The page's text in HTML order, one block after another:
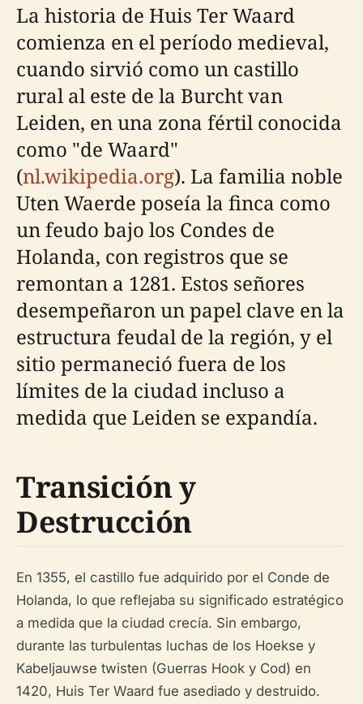
La historia de Huis Ter Waard
comienza en el período medieval,
cuando sirvió como un castillo
rural al este de la Burcht van
Leiden, en una zona fértil conocida
como "de Waard"
(nl.wikipedia.org). La familia noble
Uten Waerde poseía la finca como
un feudo bajo los Condes de
Holanda, con registros que se
remontan a 1281. Estos señores
desempeñaron un papel clave en la
estructura feudal de la región, y el
sitio permaneció fuera de los
límites de la ciudad incluso a
medida que Leiden se expandía.
Transición y
Destrucción
En 1355, el castillo fue adquirido por el Conde de
Holanda, lo que reflejaba su significado estratégico
a medida que la ciudad crecía. Sin embargo,
durante las turbulentas luchas de los Hoekse y
Kabeljauwse twisten (Guerras Hook y Cod) en
1420, Huis Ter Waard fue asediado y destruido.